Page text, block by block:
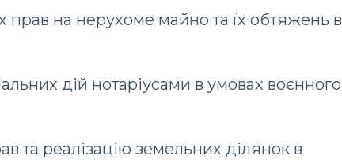
прав на нерухоме майно та їх обтяжень в
дій нотаріусами в умовах воєнного
та реалізацію земельних ділянок в